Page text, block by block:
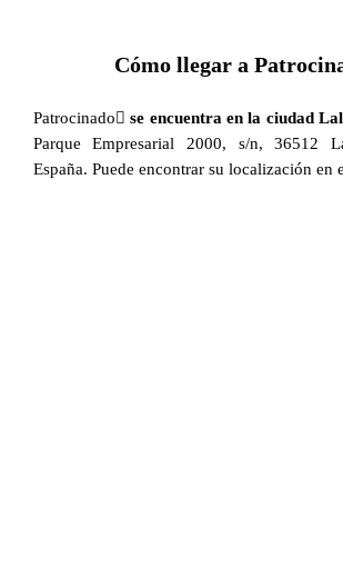
Cómo llegar a
Patrocinadose encuentra en la ciudad
Parque Empresarial 2000, s/n, 36512
España. Puede encontrar su localización en